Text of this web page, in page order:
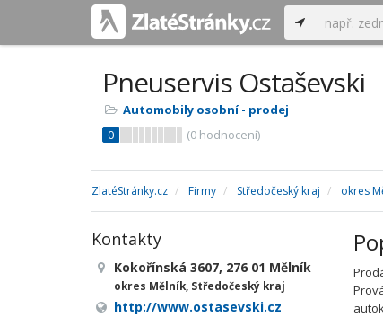
Pneuservis Ostaševski
Automobily osobní - prodej
0
(0 hodnocení)
ZlatéStránky.cz Firmy Středočeský kraj okres
Kontakty
Kokořínská 3607, 276 01 Mělník
okres Mělník, Středočeský kraj
http://www.ostasevski.cz